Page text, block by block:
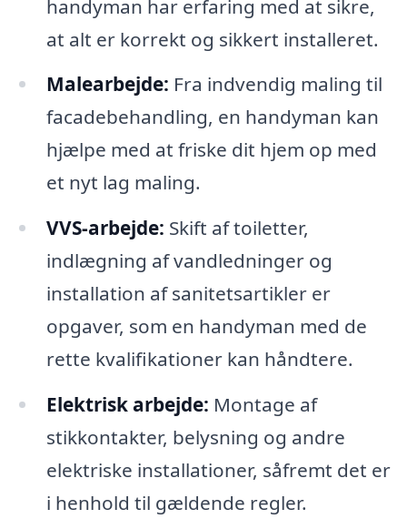
handyman har erfaring med at sikre,
at alt er korrekt og sikkert installeret.
Malearbejde: Fra indvendig maling til
facadebehandling, en handyman kan
hjælpe med at friske dit hjem op med
et nyt lag maling.
VVS-arbejde: Skift af toiletter,
indlægning af vandledninger og
installation af sanitetsartikler er
opgaver, som en handyman med de
rette kvalifikationer kan håndtere.
Elektrisk arbejde: Montage af
stikkontakter, belysning og andre
elektriske installationer, såfremt det er
i henhold til gældende regler.